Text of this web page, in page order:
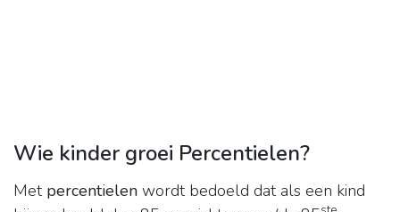
Wie kinder groei Percentielen?
Met percentielen wordt bedoeld dat als een kind